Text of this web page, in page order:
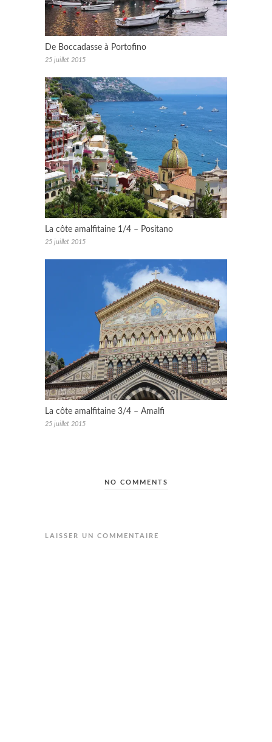
De Boccadasse à Portofino
25 juillet 2015
La côte amalfitaine 1/4 – Positano
25 juillet 2015
La côte amalfitaine 3/4 – Amalfi
25 juillet 2015
NO COMMENTS
LAISSER UN COMMENTAIRE